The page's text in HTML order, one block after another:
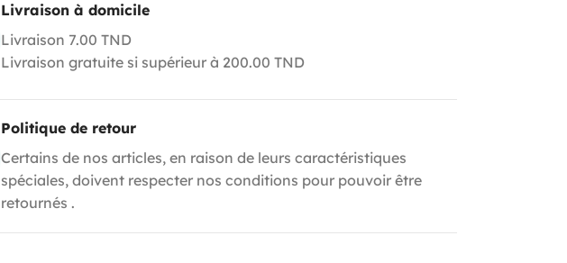
Livraison à domicile
Livraison 7.00 TND
Livraison gratuite si supérieur à 200.00 TND
Politique de retour
Certains de nos articles, en raison de leurs caractéristiques
spéciales, doivent respecter nos conditions pour pouvoir être
retournés .